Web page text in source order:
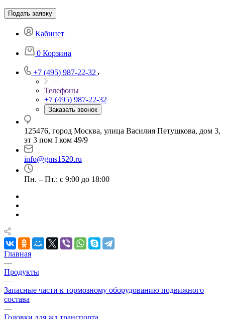
Подать заявку
Кабинет
0 Корзина
+7 (495) 987-22-32
Телефоны
+7 (495) 987-22-32
Заказать звонок
125476, город Москва, улица Василия Петушкова, дом 3,
эт 3 пом I ком 49/9
info@gms1520.ru
Пн. – Пт.: с 9:00 до 18:00
Главная
—
Продукты
—
Запасные части к тормозному оборудованию подвижного
состава
—
Головки для жд транспорта